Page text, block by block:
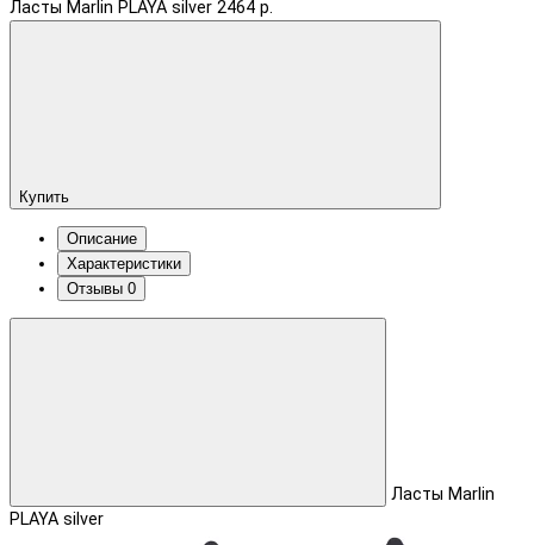
Ласты Marlin PLAYA silver 2464 р.
Купить
Описание
Характеристики
Отзывы 0
Ласты Marlin
PLAYA silver